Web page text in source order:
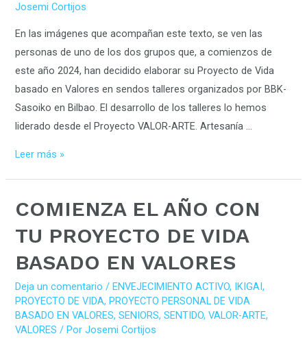
Josemi Cortijos
En las imágenes que acompañan este texto, se ven las
personas de uno de los dos grupos que, a comienzos de
este año 2024, han decidido elaborar su Proyecto de Vida
basado en Valores en sendos talleres organizados por BBK-
Sasoiko en Bilbao. El desarrollo de los talleres lo hemos
liderado desde el Proyecto VALOR-ARTE. Artesanía …
VALORES
Leer más »
COMIENZA EL AÑO CON
TU PROYECTO DE VIDA
BASADO EN VALORES
Deja un comentario /ENVEJECIMIENTO ACTIVO, IKIGAI,
PROYECTO DE VIDA,PROYECTO PERSONAL DE VIDA
BASADO EN VALORES,SENIORS,SENTIDO,VALOR-ARTE,
VALORES / PorJosemi Cortijos
COMIENZA
AÑO
CON
PROYECTO
DE
VIDA